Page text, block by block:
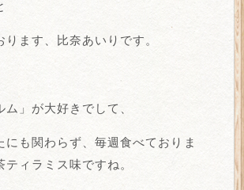
ます、比奈あいりです。
ム」が大好きでして、
にも関わらず、毎週食べておりま
ィラミス味ですね。